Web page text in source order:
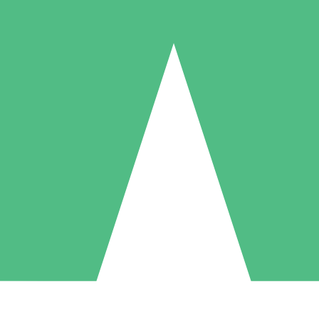
Packs de Crédits Individuels
à l'utilisation avec des crédits de téléchargement. Sans engagement
5 Téléchargements
US$